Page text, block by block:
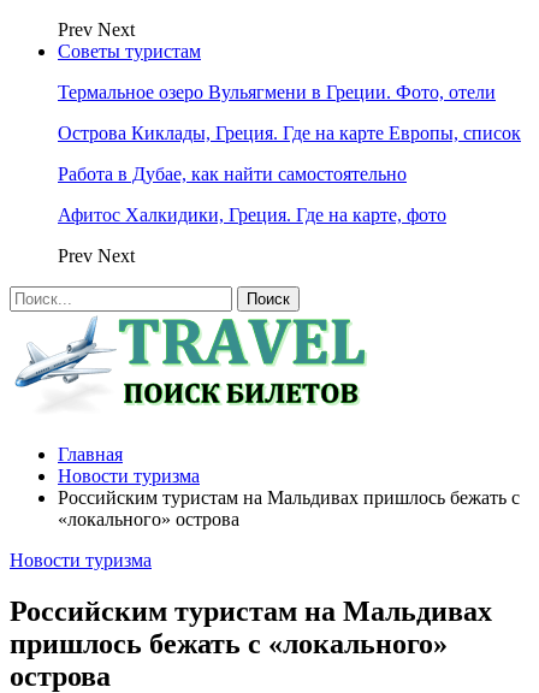
Prev Next
Советы туристам
Термальное озеро Вульягмени в Греции. Фото, отели
Острова Киклады, Греция. Где на карте Европы, список
Работа в Дубае, как найти самостоятельно
Афитос Халкидики, Греция. Где на карте, фото
Prev Next
Главная
Новости туризма
Российским туристам на Мальдивах пришлось бежать с
«локального» острова
Новости туризма
Российским туристам на Мальдивах
пришлось бежать с «локального»
острова